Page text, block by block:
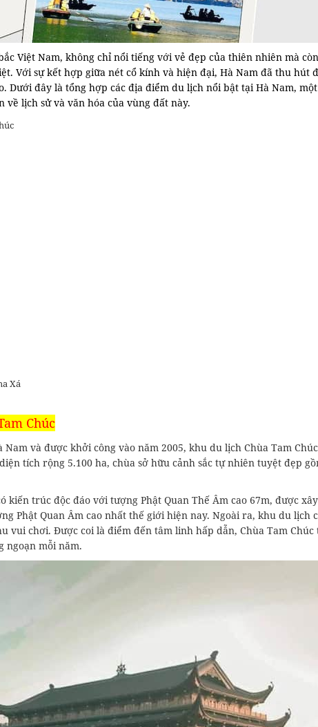
Việt Nam, không chỉ nổi tiếng với vẻ đẹp của thiên nhiên mà
Với sự kết hợp giữa nét cổ kính và hiện đại, Hà Nam đã thu hút
Dưới đây là tổng hợp các địa điểm du lịch nổi bật tại Hà Nam,
về lịch sử và văn hóa của vùng đất này.
Xá
Chúc
Nam và được khởi công vào năm 2005, khu du lịch Chùa Tam
tích rộng 5.100 ha, chùa sở hữu cảnh sắc tự nhiên tuyệt đẹp
kiến trúc độc đáo với tượng Phật Quan Thế Âm cao 67m, được
Phật Quan Âm cao nhất thế giới hiện nay. Ngoài ra, khu du lịch
vui chơi. Được coi là điểm đến tâm linh hấp dẫn, Chùa Tam
ngoạn mỗi năm.